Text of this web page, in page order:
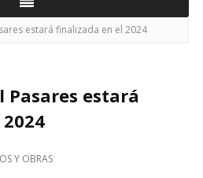
estará finalizada en el 2024
Pasares estará
Y OBRAS